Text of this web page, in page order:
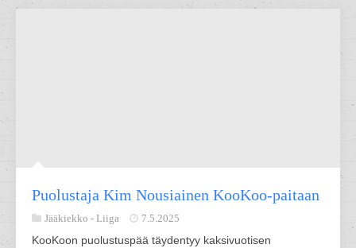
Puolustaja Kim Nousiainen KooKoo-paitaan
Jääkiekko - Liiga 7.5.2025
KooKoon puolustuspää täydentyy kaksivuotisen